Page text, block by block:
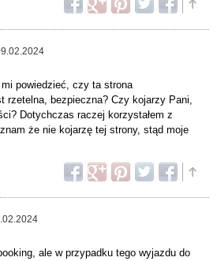
powiedzieć, czy ta strona
rzetelna, bezpieczna? Czy kojarzy Pani,
Dotychczas raczej korzystałem z
że nie kojarzę tej strony, stąd moje
ale w przypadku tego wyjazdu do